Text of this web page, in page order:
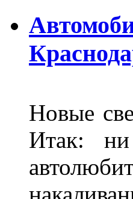
Новые
Итак: